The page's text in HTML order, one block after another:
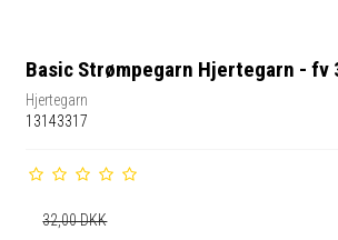
Basic Strømpegarn Hjertegarn - fv
Hjertegarn
13143317
32,00 DKK